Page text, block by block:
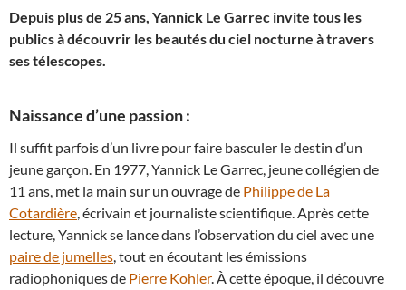
Depuis plus de 25 ans, Yannick Le Garrec invite tous les
publics à découvrir les beautés du ciel nocturne à travers
ses télescopes.
Naissance d’une passion :
Il suffit parfois d’un livre pour faire basculer le destin d’un
jeune garçon. En 1977, Yannick Le Garrec, jeune collégien de
11 ans, met la main sur un ouvrage de Philippe de La
Cotardière, écrivain et journaliste scientifique. Après cette
lecture, Yannick se lance dans l’observation du ciel avec une
paire de jumelles, tout en écoutant les émissions
radiophoniques de Pierre Kohler. À cette époque, il découvre